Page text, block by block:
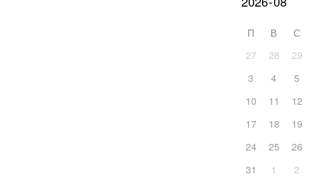
П В С
27
28 29
3
4 5
10
11 12
17
18 19
24
25 26
31
1 2